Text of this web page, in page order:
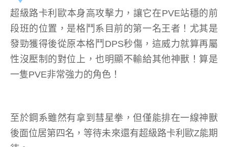
超級路卡利歐本身高攻擊力，讓它在PVE站穩的前
段班的位置，是格鬥系目前的第一名王者！尤其是
發勁獲得後從原本格鬥DPS秒傷，這威力就算再屬
性沒壓制的對位上，也明顯不輸給其他神獸！算是
一隻PVE非常強力的角色！
至於鋼系雖然有拿到彗星拳，但僅能排在一線神獸
後面位居第四名，等待未來還有超級路卡利歐Z能期